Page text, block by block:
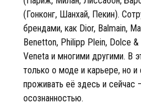
(Гонконг, Шанхай, Пекин).
брендами, как Dior, Balmain,
Benetton, Philipp Plein, Dolce
Veneta и многими другими. В
только о моде и карьере, но и
проживать её здесь и сейчас
осознанностью.